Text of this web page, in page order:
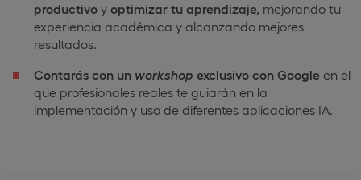
productivo y optimizar tu aprendizaje, mejorando tu
experiencia académica y alcanzando mejores
resultados.
Contarás con un workshop exclusivo con Google en el
que profesionales reales te guiarán en la
implementación y uso de diferentes aplicaciones IA.